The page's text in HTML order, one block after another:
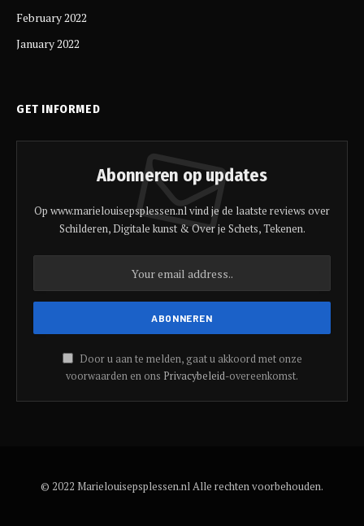
February 2022
January 2022
GET INFORMED
Abonneren op updates
Op www.marielouisepsplessen.nl vind je de laatste reviews over
Schilderen, Digitale kunst & Over je Schets, Tekenen.
Door u aan te melden, gaat u akkoord met onze
voorwaarden en ons Privacybeleid-overeenkomst.
© 2022 Marielouisepsplessen.nl Alle rechten voorbehouden.